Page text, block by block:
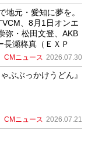
地元・愛知に夢を。
、8月1日オンエ
弥・松田文登、AKB
瀬柊真（ＥＸＰ
CMニュース 2026.07.30
ぶぶっかけうどん』
CMニュース 2026.07.21